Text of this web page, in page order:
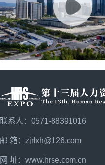
联系人：0571-88391016
邮 箱：zjrlxh@126.com
网 址： www.hrse.com.cn